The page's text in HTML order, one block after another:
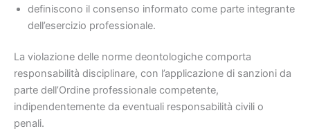
definiscono il consenso informato come parte integrante
dell’esercizio professionale.
La violazione delle norme deontologiche comporta
responsabilità disciplinare, con l’applicazione di sanzioni da
parte dell’Ordine professionale competente,
indipendentemente da eventuali responsabilità civili o
penali.